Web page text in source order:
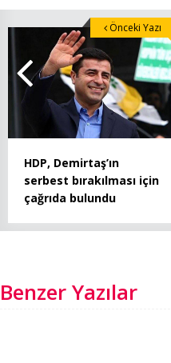
HDP, Demirtaş’ın
serbest bırakılması için
çağrıda bulundu
Önceki Yazı
Benzer Yazılar